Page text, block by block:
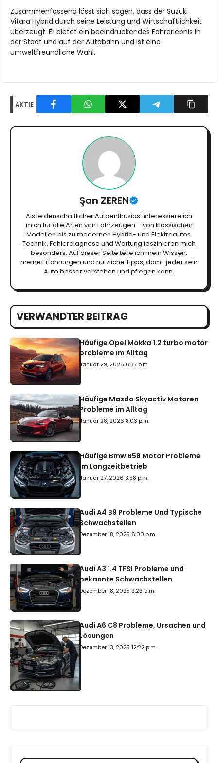
Zusammenfassend lässt sich sagen, dass der Suzuki
Vitara Hybrid durch seine Leistung und Wirtschaftlichkeit
überzeugt. Er bietet ein beeindruckendes Fahrerlebnis in
der Stadt und auf der Autobahn und ist eine
umweltfreundliche Wahl.
AKTIE
Şan ZEREN
Als leidenschaftlicher Autoenthusiast interessiere ich
mich für alle Arten von Fahrzeugen – von klassischen
Modellen bis zu modernen Hybrid- und Elektroautos.
Technik, Fehlerdiagnose und Wartung faszinieren mich
besonders. Auf dieser Seite teile ich mein Wissen,
meine Erfahrungen und nützliche Tipps, damit jeder sein
Auto besser verstehen und pflegen kann.
VERWANDTER BEITRAG
Häufige Opel Mokka 1.2 turbo motor
probleme im Alltag
Januar 29, 2026 6:37 p.m.
Häufige Mazda Skyactiv Motoren
Probleme im Alltag
Januar 28, 2026 8:03 p.m.
Häufige Bmw B58 Motor Probleme
Im Langzeitbetrieb
Januar 27, 2026 3:58 p.m.
Audi A4 B9 Probleme Und Typische
Schwachstellen
Dezember 18, 2025 6:00 p.m.
Audi A3 1.4 TFSI Probleme und
bekannte Schwachstellen
Dezember 18, 2025 9:23 a.m.
Audi A6 C8 Probleme, Ursachen und
Lösungen
Dezember 13, 2025 12:22 p.m.